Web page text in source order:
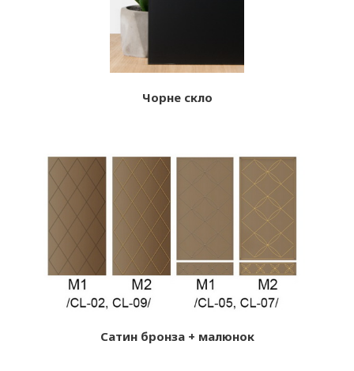
Чорне скло
Сатин бронза + малюнок